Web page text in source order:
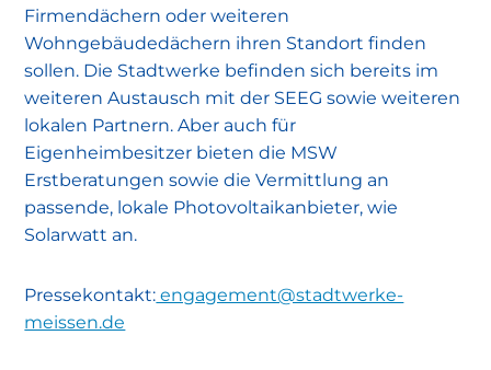
Firmendächern oder weiteren
Wohngebäudedächern ihren Standort finden
sollen. Die Stadtwerke befinden sich bereits im
weiteren Austausch mit der SEEG sowie weiteren
lokalen Partnern. Aber auch für
Eigenheimbesitzer bieten die MSW
Erstberatungen sowie die Vermittlung an
passende, lokale Photovoltaikanbieter, wie
Solarwatt an.
Pressekontakt: engagement@stadtwerke-
meissen.de